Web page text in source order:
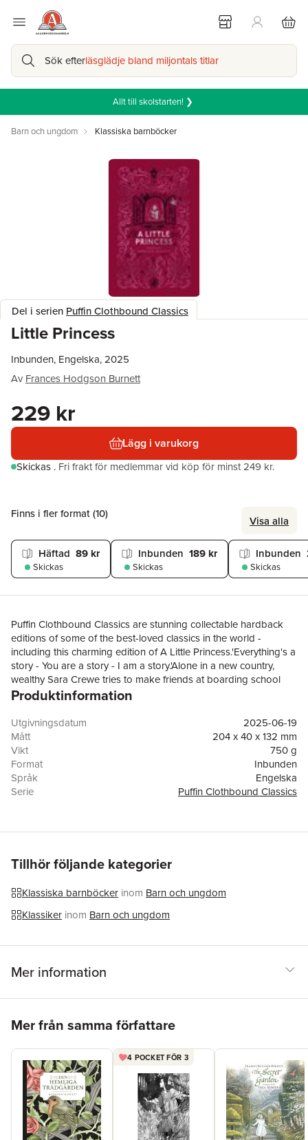
Sök efterläsglädje bland miljontals titlar
Allt till skolstarten! ❯
Barn och ungdom Klassiska barnböcker
Del i serien Puffin Clothbound Classics
Little Princess
Inbunden, Engelska, 2025
Av Frances Hodgson Burnett
229 kr
Lägg i varukorg
Skickas . Fri frakt för medlemmar vid köp för minst 249 kr.
Finns i fler format (10) Visa alla
Häftad 89 kr
Skickas
Inbunden 189 kr
Skickas
Inbunden
Skickas
Puffin Clothbound Classics are stunning collectable hardback
editions of some of the best-loved classics in the world -
including this charming edition of A Little Princess.'Everything's a
story - You are a story - I am a story.'Alone in a new country,
wealthy Sara Crewe tries to make friends at boarding school
and settle in. But when she learns that she'll never see her
Transformed from princess to pauper, she must swap dancing
lessons and luxury for drudgery and a room in the attic. Will she
find that kindness and generosity are all the riches she truly
needs?
Produktinformation
Utgivningsdatum
2025-06-19
Mått
204 x 40 x 132 mm
Vikt
750 g
Format
Inbunden
Språk
Engelska
Serie
Puffin Clothbound Classics
ISBN
9780241725092
Tillhör följande kategorier
Klassiska barnböcker inom Barn och ungdom
Klassiker inom Barn och ungdom
Mer information
Mer från samma författare
4 POCKET FÖR 3